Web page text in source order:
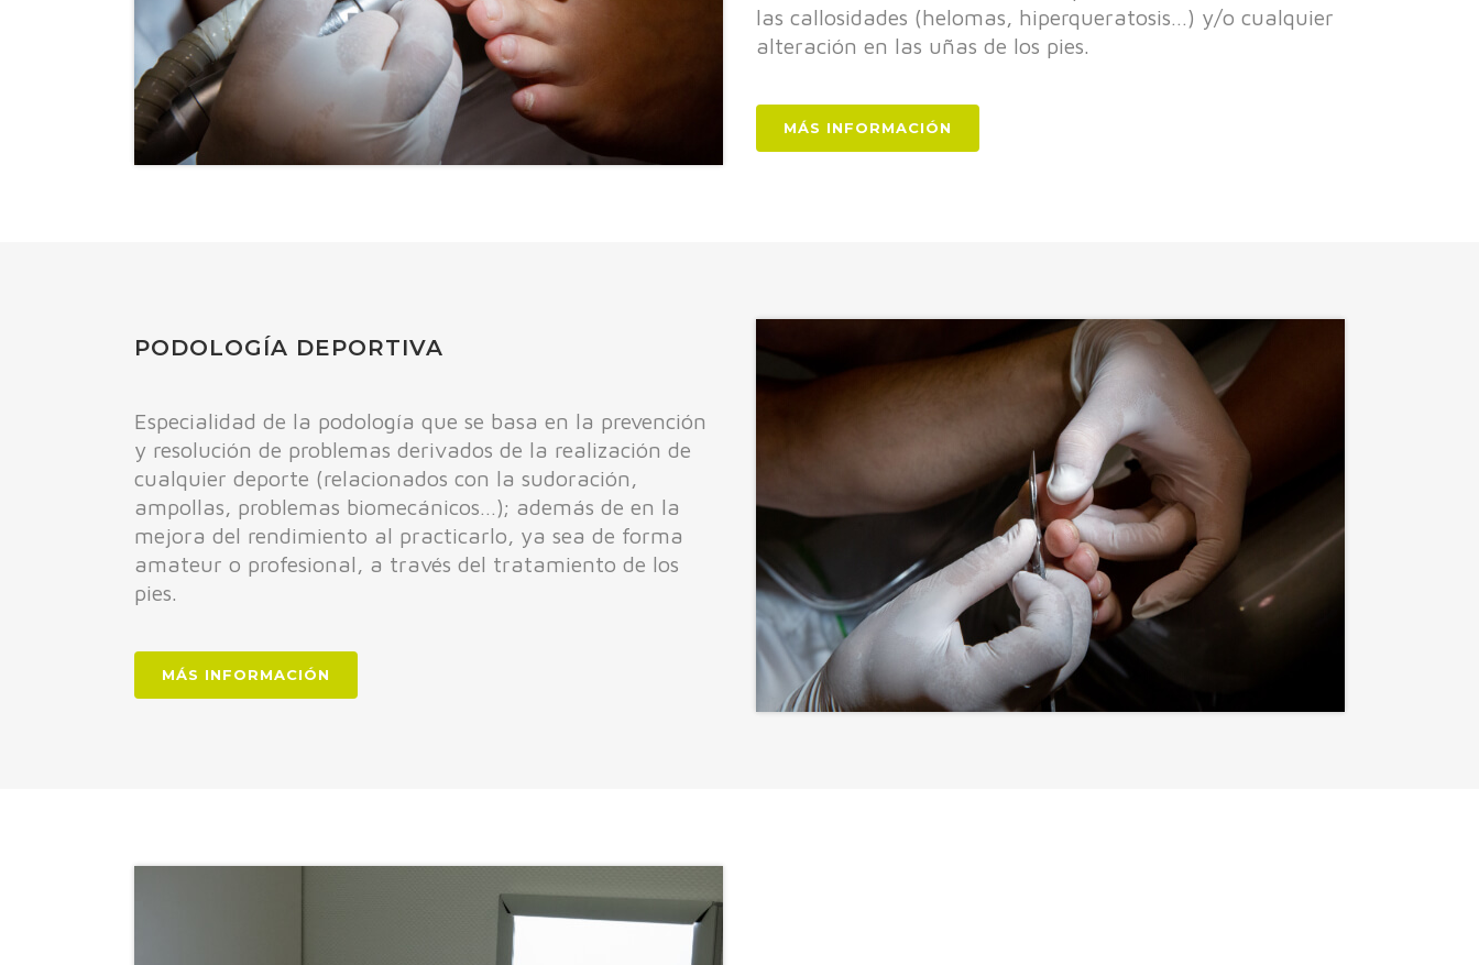
las callosidades (helomas, hiperqueratosis…) y/o cualquier
alteración en las uñas de los pies.
MÁS INFORMACIÓN
PODOLOGÍA DEPORTIVA
Especialidad de la podología que se basa en la prevención
y resolución de problemas derivados de la realización de
cualquier deporte (relacionados con la sudoración,
ampollas, problemas biomecánicos…); además de en la
mejora del rendimiento al practicarlo, ya sea de forma
amateur o profesional, a través del tratamiento de los
pies.
MÁS INFORMACIÓN